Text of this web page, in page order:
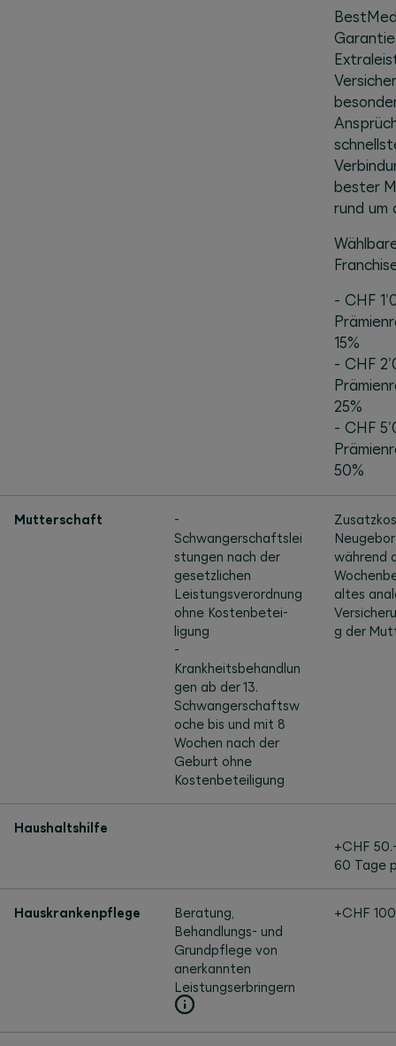
bester
rund um
- CHF
15%
- CHF
25%
- CHF
50%
Mutterschaft
-
Schwangerschaftslei
stungen nach der
gesetzlichen
Leistungsverordnung
ohne Kosten­betei­
ligung
-
Krankheitsbehandlun
gen ab der 13.
Schwangerschaftsw
oche bis und mit 8
Wochen nach der
Geburt ohne
Kostenbeteiligung
während
altes
g der
Haushaltshilfe
+CHF
60 Tage
Hauskrankenpflege
Beratung,
Behandlungs- und
Grundpflege von
anerkannten
Leistungs­erbrin­gern
+CHF